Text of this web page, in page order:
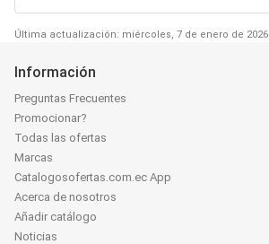
Última actualización: miércoles, 7 de enero de 2026
Información
Preguntas Frecuentes
Promocionar?
Todas las ofertas
Marcas
Catalogosofertas.com.ec App
Acerca de nosotros
Añadir catálogo
Noticias